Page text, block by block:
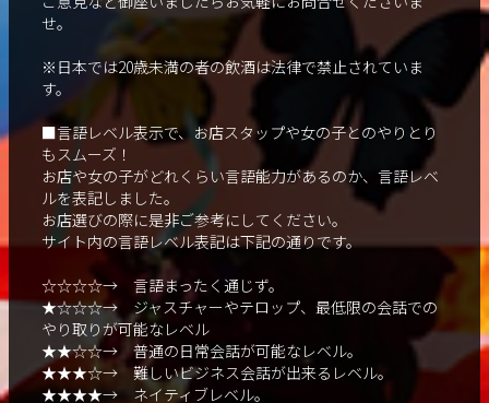
せ。
※日本では20歳未満の者の飲酒は法律で禁止されていま
す。
■言語レベル表示で、お店スタップや女の子とのやりとり
もスムーズ！
お店や女の子がどれくらい言語能力があるのか、言語レベ
ルを表記しました。
お店選びの際に是非ご参考にしてください。
サイト内の言語レベル表記は下記の通りです。
☆☆☆☆→ 言語まったく通じず。
★☆☆☆→ ジャスチャーやテロップ、最低限の会話での
やり取りが可能なレベル
★★☆☆→ 普通の日常会話が可能なレベル。
★★★☆→ 難しいビジネス会話が出来るレベル。
★★★★→ ネイティブレベル。